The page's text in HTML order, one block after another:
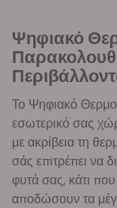
Ψηφιακό
Το Ψηφιακό
εσωτερικό σας
με ακρίβεια τη
σάς επιτρέπει να
φυτά σας, κάτι που
αποδώσουν τα